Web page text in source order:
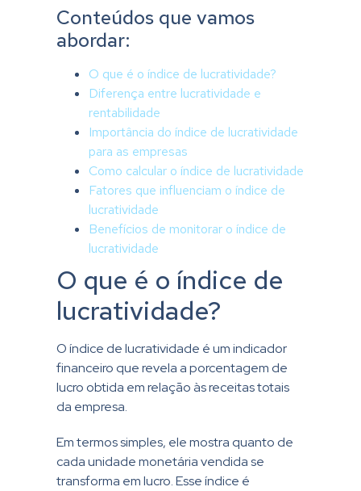
Conteúdos que vamos
abordar:
O que é o índice de lucratividade?
Diferença entre lucratividade e
rentabilidade
Importância do índice de lucratividade
para as empresas
Como calcular o índice de lucratividade
Fatores que influenciam o índice de
lucratividade
Benefícios de monitorar o índice de
lucratividade
O que é o índice de
lucratividade?
O índice de lucratividade é um indicador
financeiro que revela a porcentagem de
lucro obtida em relação às receitas totais
da empresa.
Em termos simples, ele mostra quanto de
cada unidade monetária vendida se
transforma em lucro. Esse índice é